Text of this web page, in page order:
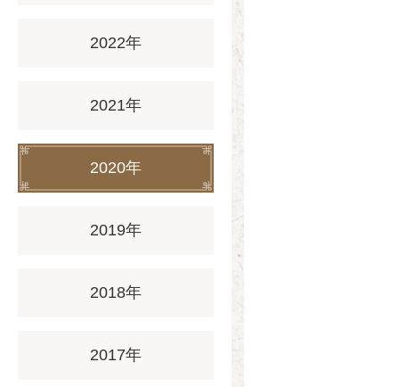
2022年
2021年
2020年
2019年
2018年
2017年